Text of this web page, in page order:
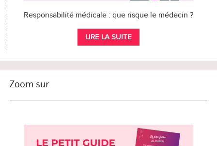
Responsabilité médicale : que risque le médecin ?
LIRE LA SUITE
Zoom sur